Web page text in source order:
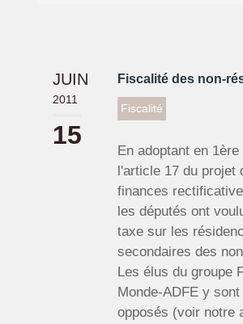
JUIN
2011
15
Fiscalité des non-
Fiscalité
En adoptant en
l'article 17 du projet
finances
les députés ont
taxe sur les
secondaires des
Les élus du groupe
Monde-ADFE y
opposés (voir notre